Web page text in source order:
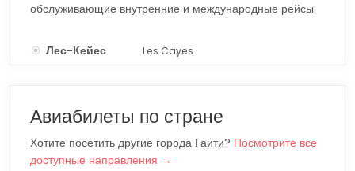
обслуживающие внутренние и международные рейсы:
Лес-Кейес Les Cayes
Авиабилеты по стране
Хотите посетить другие города Гаити? Посмотрите все
доступные направления →